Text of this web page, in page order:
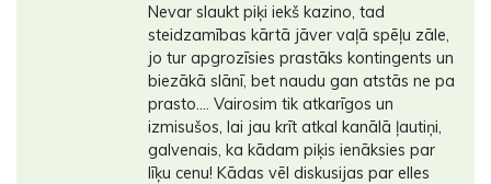
Nevar slaukt piķi iekš kazino, tad
steidzamības kārtā jāver vaļā spēļu zāle,
jo tur apgrozīsies prastāks kontingents un
biezākā slānī, bet naudu gan atstās ne pa
prasto.... Vairosim tik atkarīgos un
izmisušos, lai jau krīt atkal kanālā ļautiņi,
galvenais, ka kādam piķis ienāksies par
līķu cenu! Kādas vēl diskusijas par elles